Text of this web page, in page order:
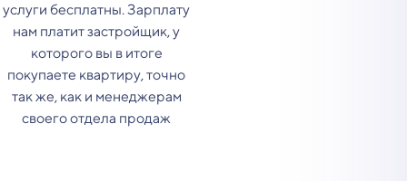
услуги бесплатны. Зарплату
нам платит застройщик, у
которого вы в итоге
покупаете квартиру, точно
так же, как и менеджерам
своего отдела продаж